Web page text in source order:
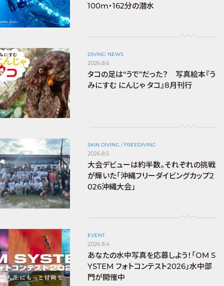
100m・162分の潜水
DIVING NEWS
2026.8.6
タコの足は“うで”だった？ 写真絵本『う
みにすむ にんじゃ タコ』8月刊行
SKIN DIVING / FREEDIVING
2026.8.5
大会デビューは約半数。それぞれの挑戦
が輝いた「沖縄フリーダイビングカップ2
026沖縄大会」
EVENT
2026.8.4
あなたの水中写真を応募しよう！「OM S
YSTEM フォトコンテスト2026」水中部
門が開催中